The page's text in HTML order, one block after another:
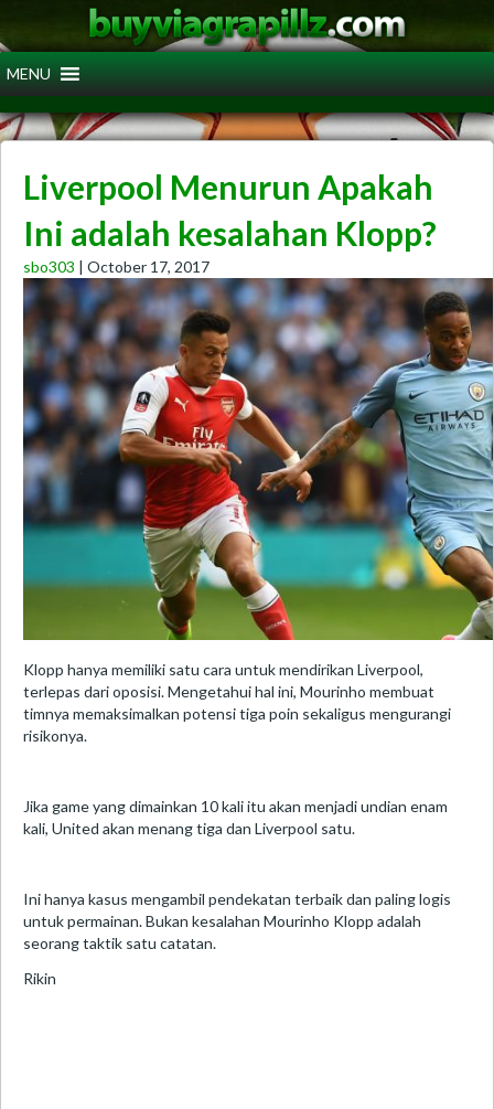
Liverpool Menurun Apakah
Ini adalah kesalahan Klopp?
sbo303 | October 17, 2017
Klopp hanya memiliki satu cara untuk mendirikan Liverpool,
terlepas dari oposisi. Mengetahui hal ini, Mourinho membuat
timnya memaksimalkan potensi tiga poin sekaligus mengurangi
risikonya.
Jika game yang dimainkan 10 kali itu akan menjadi undian enam
kali, United akan menang tiga dan Liverpool satu.
Ini hanya kasus mengambil pendekatan terbaik dan paling logis
untuk permainan. Bukan kesalahan Mourinho Klopp adalah
seorang taktik satu catatan.
Rikin